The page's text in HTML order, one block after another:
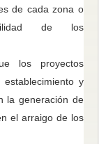
de cada zona o
de los
los proyectos
y
la generación de
el arraigo de los